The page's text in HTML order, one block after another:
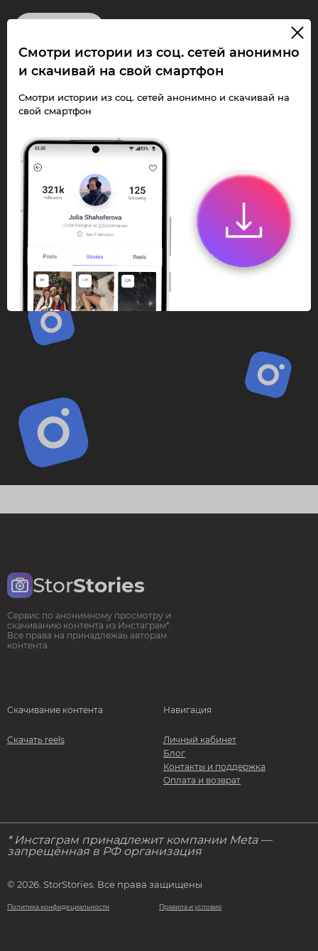
Смотри Stories и
скачивай Reels без
ограничений!
Переходи в ИнстаПай бот - смотри и
скачивай
Stories Reels
анонимно в чате
или Telegram-приложении.
Быстро, просто и удобно.
Перейти к боту
StorStories
Сервис по анонимному просмотру и
скачиванию контента из Инстаграм*.
Все права на принадлежаь авторам
контента.
Скачивание контента
Скачать reels
Навигация
Личный кабинет
Блог
Контакты и поддержка
Оплата и возврат
* Инстаграм принадлежит компании Meta —
запрещённая в РФ организация
© 2026. StorStories. Все права защищены
Политика конфидециальности Правила и условия
Смотри истории из соц. сетей анонимно
и скачивай на свой смартфон
Смотри истории из соц. сетей анонимно и скачивай на
свой смартфон